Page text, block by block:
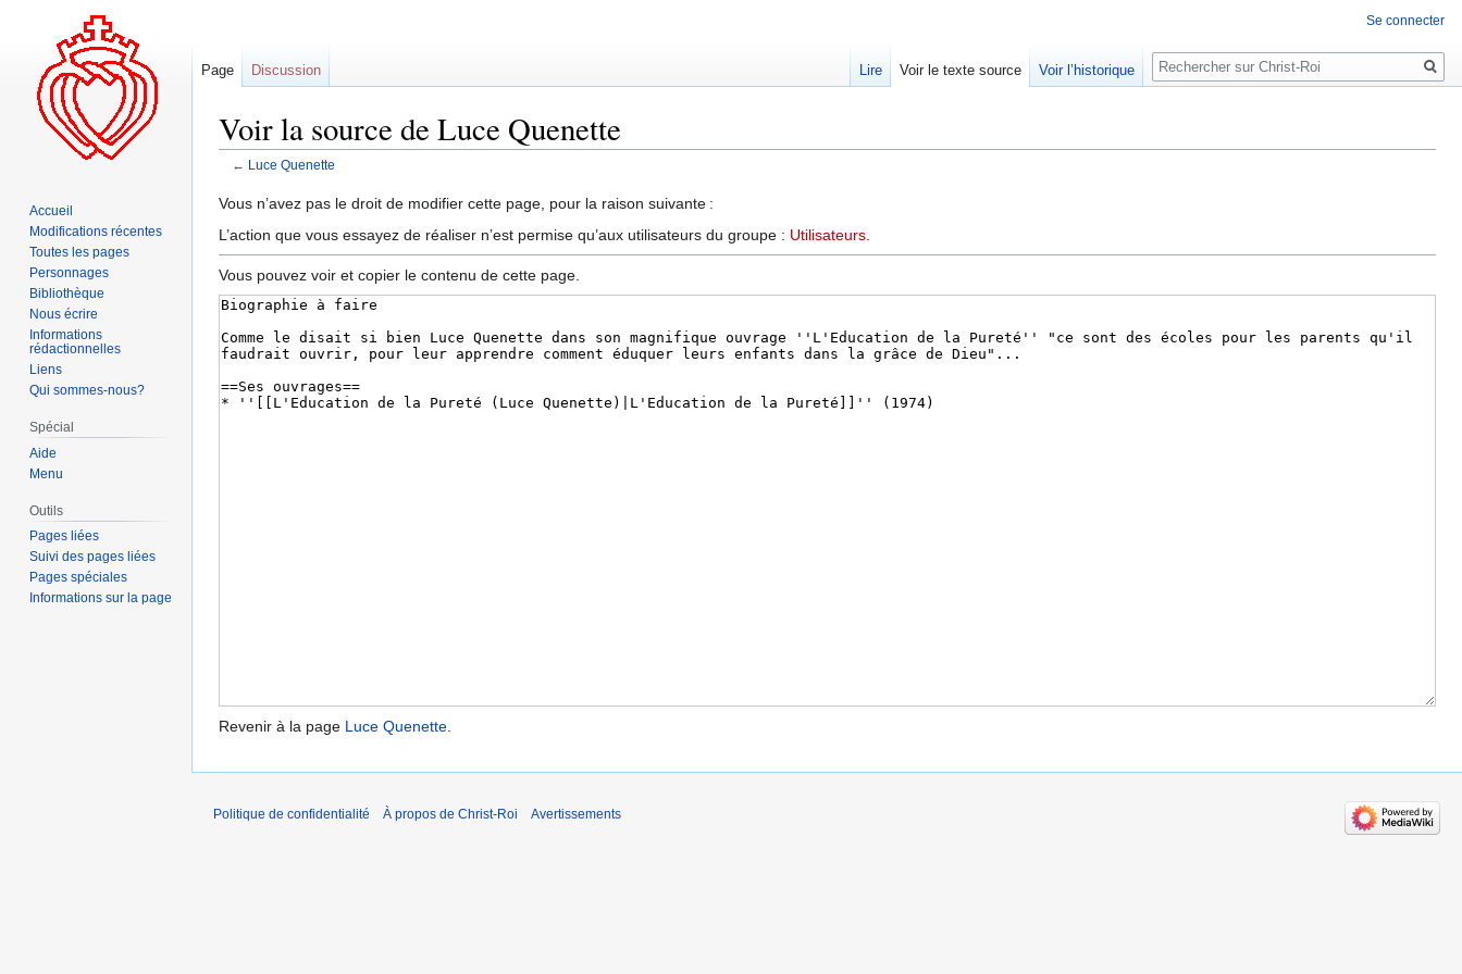
Voir la source de Luce Quenette
← Luce Quenette
Aller
à
navigation
Aller
à
recherche
Vous n’avez pas le droit de modifier cette page, pour la raison suivante :
L’action que vous essayez de réaliser n’est permise qu’aux utilisateurs du groupe : Utilisateurs
Vous pouvez voir et copier le contenu de cette page.
Revenir à la page Luce Quenette.
Se connecter
Page Discussion Lire Voir le texte source Voir l’historique
Rechercher
Accueil
Modifications récentes
Toutes les pages
Personnages
Bibliothèque
Nous écrire
Informations
rédactionnelles
Liens
Qui sommes-nous?
Spécial
Aide
Menu
Outils
Pages liées
Suivi des pages liées
Pages spéciales
Informations sur la page
Politique de confidentialité À propos de Christ-Roi Avertissements